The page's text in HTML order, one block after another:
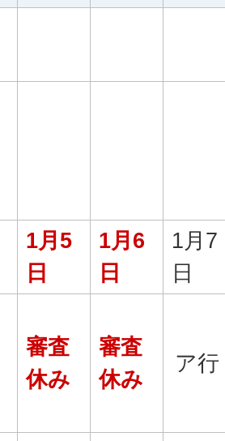
1月5
日
1月6
日
1月7
日
審査
休み
審査
休み
ア行